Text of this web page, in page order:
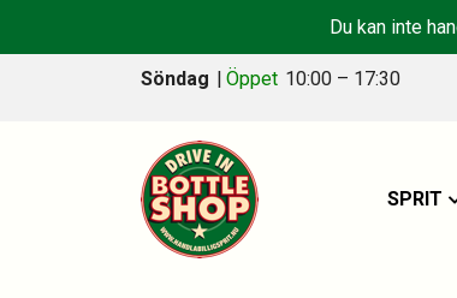
Du kan inte
Söndag | Öppet 10:00 – 17:30
SPRIT